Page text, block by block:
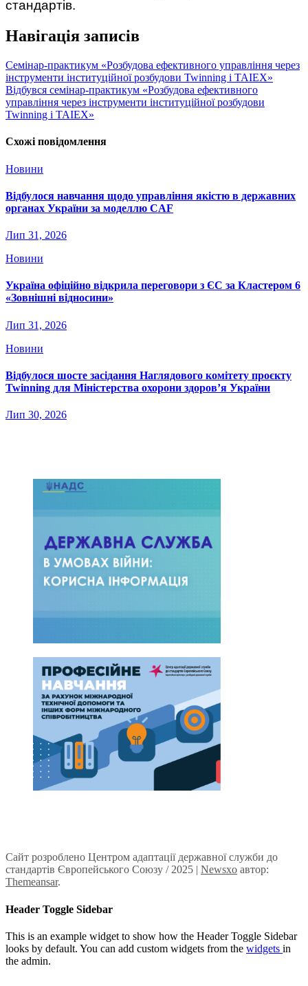
стандартів.
Навігація записів
Семінар-практикум «Розбудова ефективного управління через
інструменти інституційної розбудови Twinning і TAIEX»
Відбувся семінар-практикум «Розбудова ефективного
управління через інструменти інституційної розбудови
Twinning і TAIEX»
Схожі повідомлення
Новини
Відбулося навчання щодо управління якістю в державних
органах України за моделлю CAF
Лип 31, 2026
Новини
Україна офіційно відкрила переговори з ЄС за Кластером 6
«Зовнішні відносини»
Лип 31, 2026
Новини
Відбулося шосте засідання Наглядового комітету проєкту
Twinning для Міністерства охорони здоров’я України
Лип 30, 2026
Сайт розроблено Центром адаптації державної служби до
стандартів Європейського Союзу / 2025 | Newsxo автор:
Themeansar.
Header Toggle Sidebar
This is an example widget to show how the Header Toggle Sidebar
looks by default. You can add custom widgets from the widgets in
the admin.